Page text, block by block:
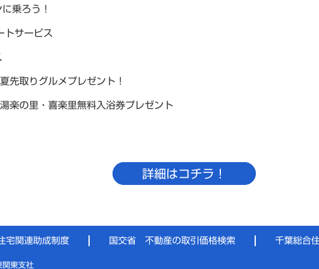
乗ろう！
サービス
取りグルメプレゼント！
の里・喜楽里無料入浴券プレゼント
詳細はコチラ！
宅関連助成制度 国交省 不動産の取引価格検索 千葉総合
東支社